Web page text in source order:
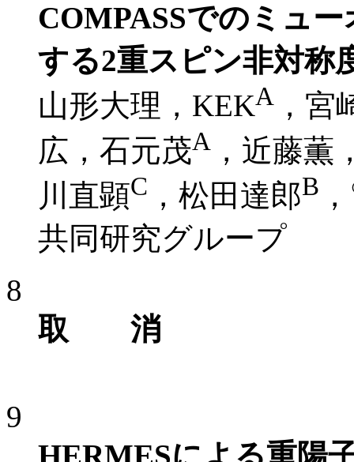
COMPASSでのミュ
する2重スピン非対称
山形大理，KEKA ，宮
広，石元茂A ，近藤薫
川直顕C ，松田達郎B ，
共同研究グループ
8
取 消
9